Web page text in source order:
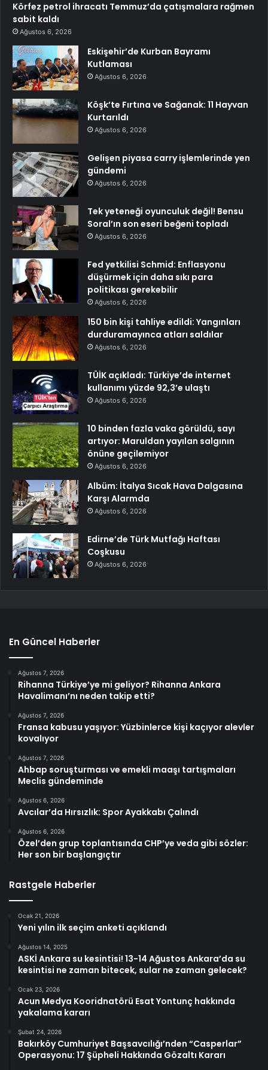
Körfez petrol ihracatı Temmuz’da çatışmalara rağmen
sabit kaldı
Ağustos 6, 2026
Eskişehir’de Kurban Bayramı
Kutlaması
Ağustos 6, 2026
Köşk’te Fırtına ve Sağanak: 11 Hayvan
Kurtarıldı
Ağustos 6, 2026
Gelişen piyasa carry işlemlerinde yen
gündemi
Ağustos 6, 2026
Tek yeteneği oyunculuk değil! Bensu
Soral’ın son eseri beğeni topladı
Ağustos 6, 2026
Fed yetkilisi Schmid: Enflasyonu
düşürmek için daha sıkı para
politikası gerekebilir
Ağustos 6, 2026
150 bin kişi tahliye edildi: Yangınları
durduramayınca atları saldılar
Ağustos 6, 2026
TÜİK açıkladı: Türkiye’de internet
kullanımı yüzde 92,3’e ulaştı
Ağustos 6, 2026
10 binden fazla vaka görüldü, sayı
artıyor: Maruldan yayılan salgının
önüne geçilemiyor
Ağustos 6, 2026
Albüm: İtalya Sıcak Hava Dalgasına
Karşı Alarmda
Ağustos 6, 2026
Edirne’de Türk Mutfağı Haftası
Coşkusu
Ağustos 6, 2026
En Güncel Haberler
Ağustos 7, 2026
Rihanna Türkiye’ye mi geliyor? Rihanna Ankara
Havalimanı’nı neden takip etti?
Ağustos 7, 2026
Fransa kabusu yaşıyor: Yüzbinlerce kişi kaçıyor alevler
kovalıyor
Ağustos 7, 2026
Ahbap soruşturması ve emekli maaşı tartışmaları
Meclis gündeminde
Ağustos 6, 2026
Avcılar’da Hırsızlık: Spor Ayakkabı Çalındı
Ağustos 6, 2026
Özel’den grup toplantısında CHP’ye veda gibi sözler:
Her son bir başlangıçtır
Rastgele Haberler
Ocak 21, 2026
Yeni yılın ilk seçim anketi açıklandı
Ağustos 14, 2025
ASKİ Ankara su kesintisi! 13-14 Ağustos Ankara’da su
kesintisi ne zaman bitecek, sular ne zaman gelecek?
Ocak 23, 2026
Acun Medya Kooridnatörü Esat Yontunç hakkında
yakalama kararı
Şubat 24, 2026
Bakırköy Cumhuriyet Başsavcılığı’nden “Casperlar”
Operasyonu: 17 Şüpheli Hakkında Gözaltı Kararı